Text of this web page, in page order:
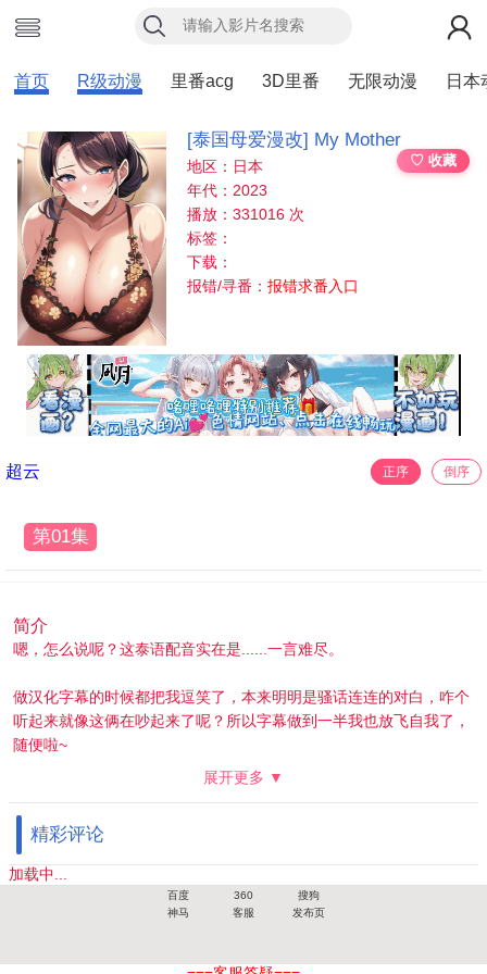
首页 R级动漫 里番acg 3D里番 无限动漫 日本
[泰国母爱漫改] My Mother
♡ 收藏
地区：日本
年代：2023
播放：331016 次
标签：
下载：
报错/寻番：报错求番入口
超云 正序 倒序
第01集
简介
嗯，怎么说呢？这泰语配音实在是......一言难尽。
做汉化字幕的时候都把我逗笑了，本来明明是骚话连连的对白，咋个
听起来就像这俩在吵起来了呢？所以字幕做到一半我也放飞自我了，
随便啦~
能怪声优~
手上只有英文字幕版的，懒得搞无字幕的版本了，直接覆盖上中文凑
合着用吧。最后，跟在座各位一样，蹲一个日语配音版~
展开更多 ▼
精彩评论
加载中...
百度 360
搜狗
神马
客服 发布页